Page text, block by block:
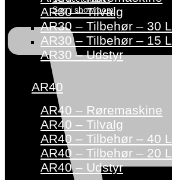
Søg i showroom
AR30 – Tilvalg
AR30 – Tilbehør – 30 L
AR30 – Tilbehør – 15 L
AR30 – Udstyr
AR40
AR40 – Røremaskine
AR40 – Tilvalg
AR40 – Tilbehør – 40 L
AR40 – Tilbehør – 20 L
AR40 – Udstyr